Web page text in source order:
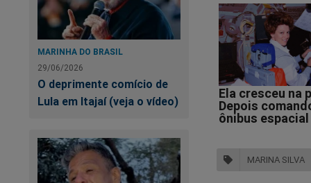
MARINHA DO BRASIL
29/06/2026
O deprimente comício de
Lula em Itajaí (veja o vídeo)
MARINA SILVA